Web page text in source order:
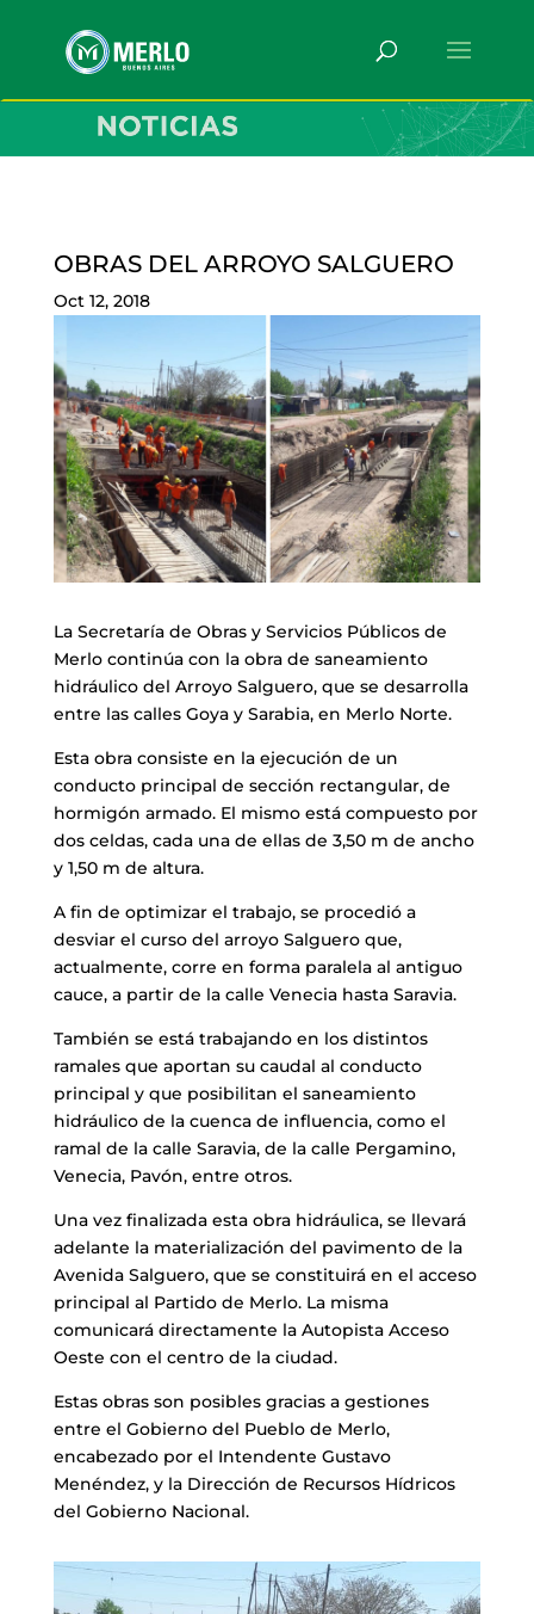
OBRAS DEL ARROYO SALGUERO
Oct 12, 2018
La Secretaría de Obras y Servicios Públicos de
Merlo continúa con la obra de saneamiento
hidráulico del Arroyo Salguero, que se desarrolla
entre las calles Goya y Sarabia, en Merlo Norte.
Esta obra consiste en la ejecución de un
conducto principal de sección rectangular, de
hormigón armado. El mismo está compuesto por
dos celdas, cada una de ellas de 3,50 m de ancho
y 1,50 m de altura.
A fin de optimizar el trabajo, se procedió a
desviar el curso del arroyo Salguero que,
actualmente, corre en forma paralela al antiguo
cauce, a partir de la calle Venecia hasta Saravia.
También se está trabajando en los distintos
ramales que aportan su caudal al conducto
principal y que posibilitan el saneamiento
hidráulico de la cuenca de influencia, como el
ramal de la calle Saravia, de la calle Pergamino,
Venecia, Pavón, entre otros.
Una vez finalizada esta obra hidráulica, se llevará
adelante la materialización del pavimento de la
Avenida Salguero, que se constituirá en el acceso
principal al Partido de Merlo. La misma
comunicará directamente la Autopista Acceso
Oeste con el centro de la ciudad.
Estas obras son posibles gracias a gestiones
entre el Gobierno del Pueblo de Merlo,
encabezado por el Intendente Gustavo
Menéndez, y la Dirección de Recursos Hídricos
del Gobierno Nacional.